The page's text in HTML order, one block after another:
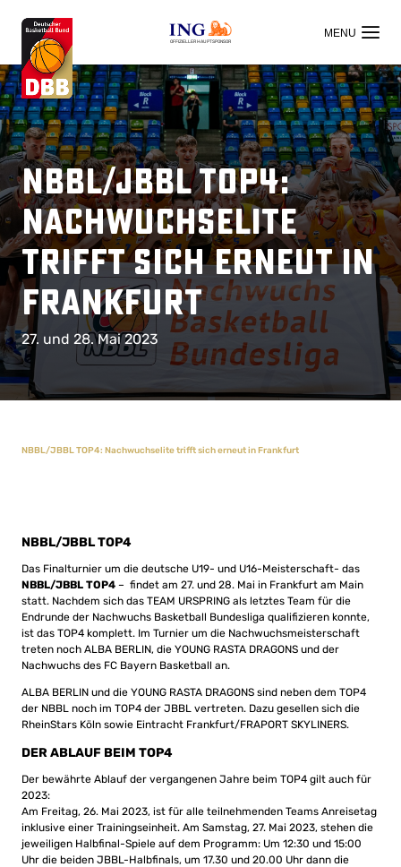
OFFIZIELLER HAUPTSPONSOR
NBBL/JBBL TOP4:
Nachwuchselite
trifft sich erneut in
Frankfurt
27. und 28. Mai 2023
NBBL/JBBL TOP4: Nachwuchselite trifft sich erneut in Frankfurt
NBBL/JBBL TOP4
Das Finalturnier um die deutsche U19- und U16-Meisterschaft- das
NBBL/JBBL TOP4 – findet am 27. und 28. Mai in Frankfurt am Main
statt. Nachdem sich das TEAM URSPRING als letztes Team für die
Endrunde der Nachwuchs Basketball Bundesliga qualifizieren konnte,
ist das TOP4 komplett. Im Turnier um die Nachwuchsmeisterschaft
treten noch ALBA BERLIN, die YOUNG RASTA DRAGONS und der
Nachwuchs des FC Bayern Basketball an.
ALBA BERLIN und die YOUNG RASTA DRAGONS sind neben dem TOP4
der NBBL noch im TOP4 der JBBL vertreten. Dazu gesellen sich die
RheinStars Köln sowie Eintracht Frankfurt/FRAPORT SKYLINERS.
DER ABLAUF BEIM TOP4
Der bewährte Ablauf der vergangenen Jahre beim TOP4 gilt auch für
2023:
Am Freitag, 26. Mai 2023, ist für alle teilnehmenden Teams Anreisetag
inklusive einer Trainingseinheit. Am Samstag, 27. Mai 2023, stehen die
jeweiligen Halbfinal-Spiele auf dem Programm: Um 12:30 und 15:00
Uhr die beiden JBBL-Halbfinals, um 17.30 und 20.00 Uhr dann die